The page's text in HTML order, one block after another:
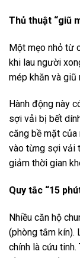
Thủ thuật “giũ
Một mẹo nhỏ từ
khi lau người
mép khăn và giũ
Hành động này
sợi vải bị bết
căng bề mặt
vào từng sợi vải
giảm thời gian
Quy tắc “15
Nhiều căn hộ
(phòng tắm kín).
chính là cứu